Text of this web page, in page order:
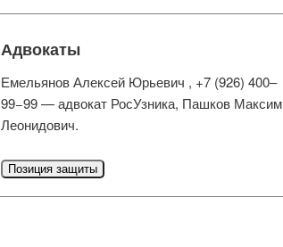
Адвокаты
Емельянов Алексей Юрьевич , +7 (926) 400–
99−99 — адвокат РосУзника, Пашков Максим
Леонидович.
Позиция защиты